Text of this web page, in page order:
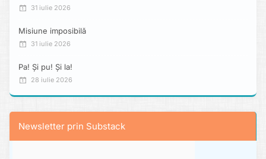
31 iulie 2026
Misiune imposibilă
31 iulie 2026
Pa! Și pu! Și la!
28 iulie 2026
Newsletter prin Substack